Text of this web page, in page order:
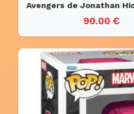
Avengers de Jonathan
90.00 €